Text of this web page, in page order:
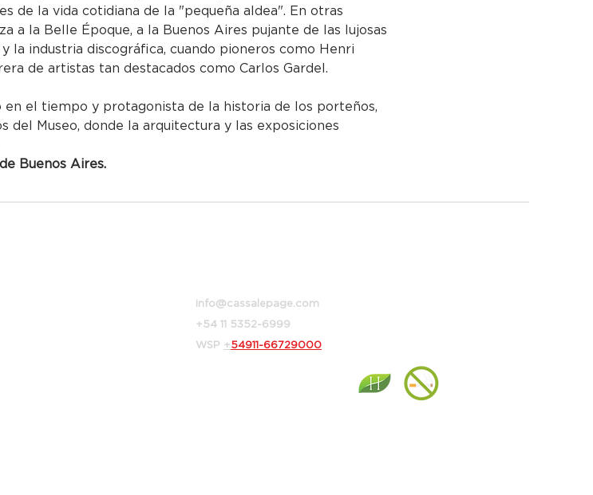
de la vida cotidiana de la "pequeña aldea". En otras
a la Belle Époque, a la Buenos Aires pujante de las lujosas
la industria discográfica, cuando pioneros como Henri
de artistas tan destacados como Carlos Gardel.
el tiempo y protagonista de la historia de los porteños,
del Museo, donde la arquitectura y las exposiciones
Buenos Aires.
info@cassalepage.com
+54 11 5352-6999
WSP +54911-66729000